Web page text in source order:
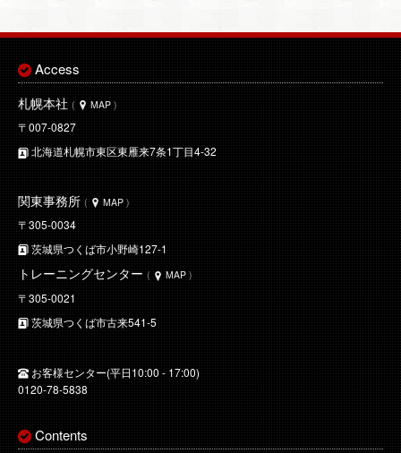
Access
札幌本社( MAP)
〒007-0827
北海道札幌市東区東雁来7条1丁目4-32
関東事務所( MAP)
〒305-0034
茨城県つくば市小野崎127-1
トレーニングセンター( MAP)
〒305-0021
茨城県つくば市古来541-5
お客様センター(平日10:00 - 17:00)
0120-78-5838
Contents